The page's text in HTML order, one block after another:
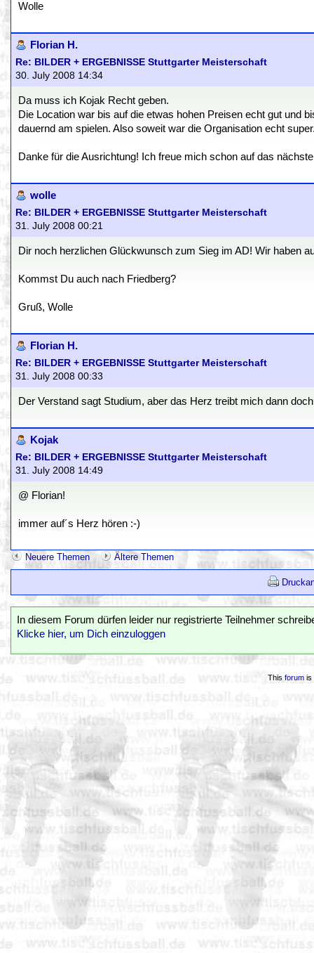
Wolle
Florian H.
Re: BILDER + ERGEBNISSE Stuttgarter Meisterschaft
30. July 2008 14:34
Da muss ich Kojak Recht geben.
Die Location war bis auf die etwas hohen Preisen echt gut und
dauernd am spielen. Also soweit war die Organisation echt
Danke für die Ausrichtung! Ich freue mich schon auf das
wolle
Re: BILDER + ERGEBNISSE Stuttgarter Meisterschaft
31. July 2008 00:21
Dir noch herzlichen Glückwunsch zum Sieg im AD! Wir haben
Kommst Du auch nach Friedberg?
Gruß, Wolle
Florian H.
Re: BILDER + ERGEBNISSE Stuttgarter Meisterschaft
31. July 2008 00:33
Der Verstand sagt Studium, aber das Herz treibt mich dann
Kojak
Re: BILDER + ERGEBNISSE Stuttgarter Meisterschaft
31. July 2008 14:49
@ Florian!
immer auf´s Herz hören :-)
Neuere Themen Ältere Themen
In diesem Forum dürfen leider nur registrierte Teilnehmer
Klicke hier, um Dich einzuloggen
This forumis